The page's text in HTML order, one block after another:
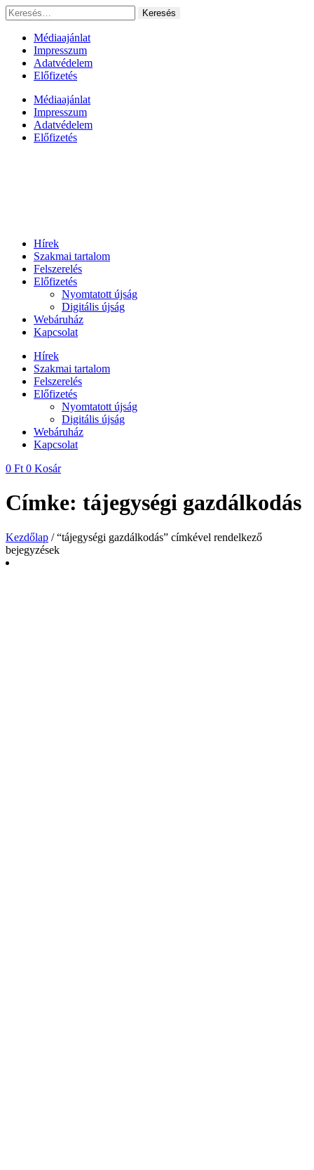
Ugrás
a
tartalomhoz
Keresés:
Médiaajánlat
Impresszum
Adatvédelem
Előfizetés
Médiaajánlat
Impresszum
Adatvédelem
Előfizetés
Hírek
Szakmai tartalom
Felszerelés
Előfizetés
Nyomtatott újság
Digitális újság
Webáruház
Kapcsolat
Hírek
Szakmai tartalom
Felszerelés
Előfizetés
Nyomtatott újság
Digitális újság
Webáruház
Kapcsolat
0 Ft 0 Kosár
Címke: tájegységi gazdálkodás
Kezdőlap / “tájegységi gazdálkodás” címkével rendelkező
bejegyzések